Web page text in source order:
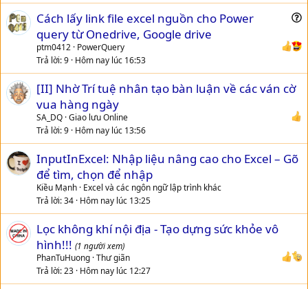
e
t
Cách lấy link file excel nguồn cho Power
query từ Onedrive, Google drive
ptm0412 PowerQuery
Trả lời 9 Hôm nay lúc 16:53
[II] Nhờ Trí tuệ nhân tạo bàn luận về các ván cờ
vua hàng ngày
SA_DQ Giao lưu Online
Trả lời 9 Hôm nay lúc 13:56
InputInExcel: Nhập liệu nâng cao cho Excel – Gõ
để tìm, chọn để nhập
Kiều Mạnh Excel và các ngôn ngữ lập trình khác
Trả lời 34 Hôm nay lúc 13:25
Lọc không khí nội địa - Tạo dựng sức khỏe vô
hình!!! (1 người xem)
PhanTuHuong Thư giãn
Trả lời 23 Hôm nay lúc 12:27